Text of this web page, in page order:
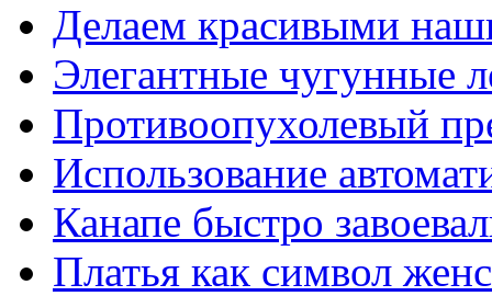
Делаем красивыми
Элегантные чугунные
Противоопухолевый
Использование
Канапе быстро
Платья как символ